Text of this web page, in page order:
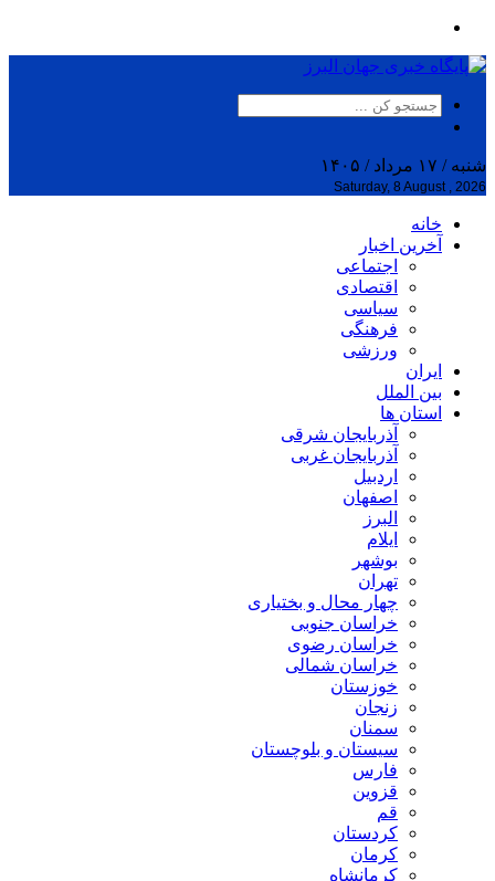
شنبه / ۱۷ مرداد / ۱۴۰۵
Saturday, 8 August , 2026
خانه
آخرین اخبار
اجتماعی
اقتصادی
سیاسی
فرهنگی
ورزشی
ایران
بین الملل
استان ها
آذربایجان شرقی
آذربایجان غربی
اردبیل
اصفهان
البرز
ایلام
بوشهر
تهران
چهار محال و بختیاری
خراسان جنوبی
خراسان رضوی
خراسان شمالی
خوزستان
زنجان
سمنان
سیستان و بلوچستان
فارس
قزوین
قم
کردستان
کرمان
کرمانشاه